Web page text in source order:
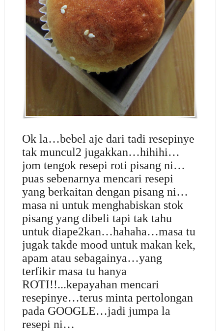
Ok la…bebel aje dari tadi resepinye
tak muncul2 jugakkan…hihihi…
jom tengok resepi roti pisang ni…
puas sebenarnya mencari resepi
yang berkaitan dengan pisang ni…
masa ni untuk menghabiskan stok
pisang yang dibeli tapi tak tahu
untuk diape2kan…hahaha…masa tu
jugak takde mood untuk makan kek,
apam atau sebagainya…yang
terfikir masa tu hanya
ROTI!!...kepayahan mencari
resepinye…terus minta pertolongan
pada GOOGLE…jadi jumpa la
resepi ni…